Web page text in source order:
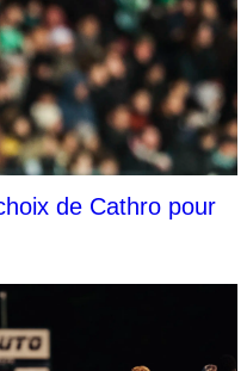
de Cathro pour